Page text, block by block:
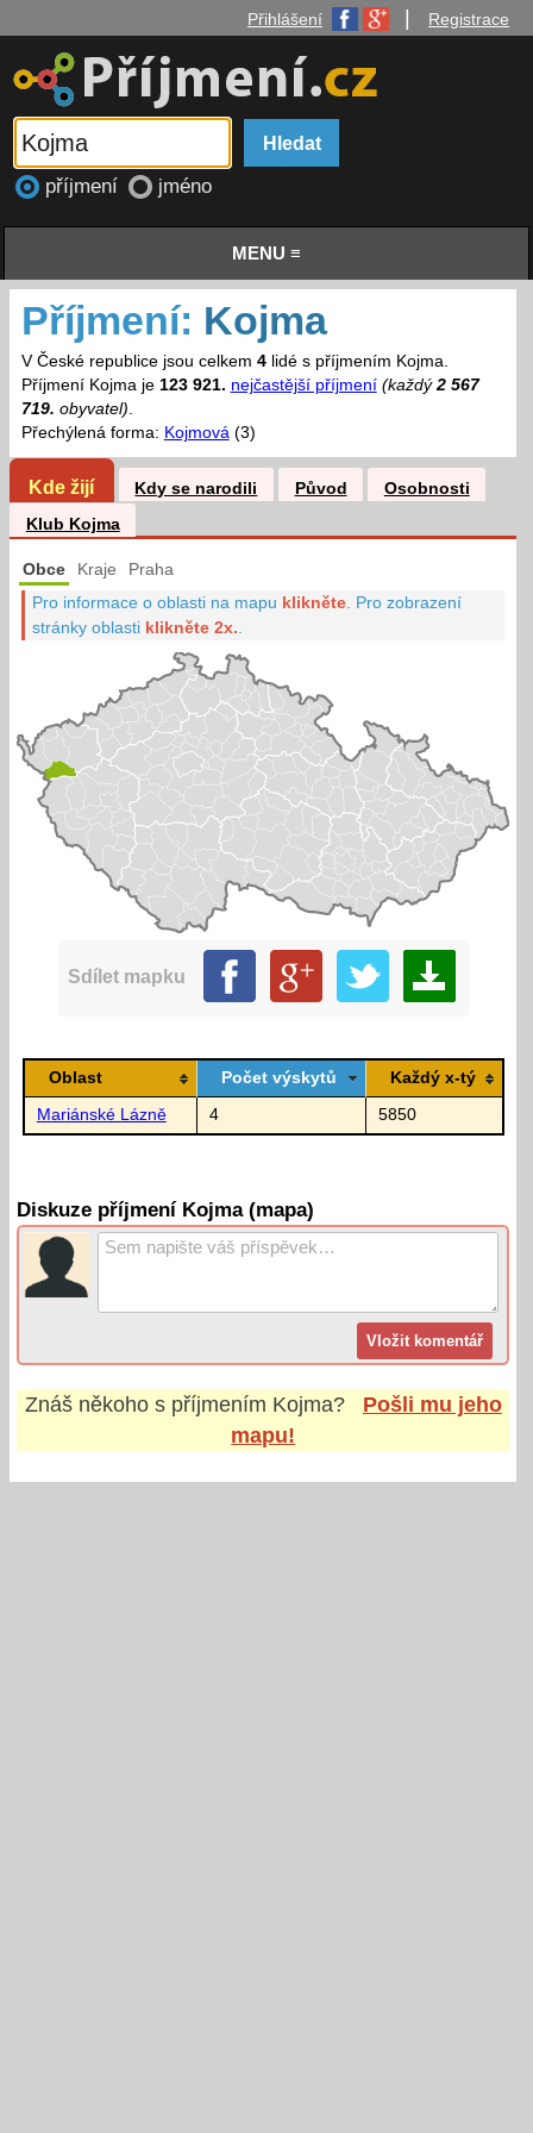
Přihlášení Registrace
příjmení jméno
MENU ≡
Příjmení: Kojma
V České republice jsou celkem 4lidé s příjmením Kojma.
Příjmení Kojma je 123 921. nejčastější příjmení (každý2 567
719. obyvatel).
Přechýlená forma: Kojmová(3)
Kde žijí Kdy se narodili Původ
Osobnosti
Klub Kojma
Obce Kraje Praha
Pro informace o oblasti na mapu klikněte Pro zobrazení
stránky oblasti klikněte 2x.
Sdílet mapku
Oblast Počet výskytů Každý x-tý
Mariánské Lázně 4 5850
Diskuze příjmení Kojma (mapa)
Znáš někoho s příjmením Kojma?
Pošli mu jeho
mapu!